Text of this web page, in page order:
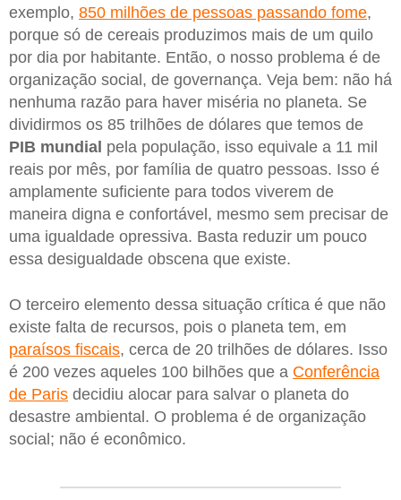
exemplo, 850 milhões de pessoas passando fome,
porque só de cereais produzimos mais de um quilo
por dia por habitante. Então, o nosso problema é de
organização social, de governança. Veja bem: não há
nenhuma razão para haver miséria no planeta. Se
dividirmos os 85 trilhões de dólares que temos de
PIB mundial pela população, isso equivale a 11 mil
reais por mês, por família de quatro pessoas. Isso é
amplamente suficiente para todos viverem de
maneira digna e confortável, mesmo sem precisar de
uma igualdade opressiva. Basta reduzir um pouco
essa desigualdade obscena que existe.
O terceiro elemento dessa situação crítica é que não
existe falta de recursos, pois o planeta tem, em
paraísos fiscais, cerca de 20 trilhões de dólares. Isso
é 200 vezes aqueles 100 bilhões que a Conferência
de Paris decidiu alocar para salvar o planeta do
desastre ambiental. O problema é de organização
social; não é econômico.